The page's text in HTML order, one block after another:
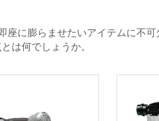
座に膨らませたいアイテムに不
は何でしょうか。